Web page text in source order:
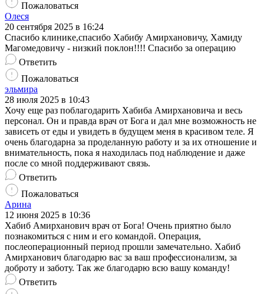
Пожаловаться
Олеся
20 сентября 2025 в 16:24
Спасибо клинике,спасибо Хабибу Амирхановичу, Хамиду
Магомедовичу - низкий поклон!!!! Спасибо за операцию
Ответить
Пожаловаться
эльмира
28 июля 2025 в 10:43
Хочу еще раз поблагодарить Хабиба Амирхановича и весь
персонал. Он и правда врач от Бога и дал мне возможность не
зависеть от еды и увидеть в будущем меня в красивом теле. Я
очень благодарна за проделанную работу и за их отношение и
внимательность, пока я находилась под наблюдение и даже
после со мной поддерживают связь.
Ответить
Пожаловаться
Арина
12 июня 2025 в 10:36
Хабиб Амирханович врач от Бога! Очень приятно было
познакомиться с ним и его командой. Операция,
послеоперационный период прошли замечательно. Хабиб
Амирханович благодарю вас за ваш профессионализм, за
доброту и заботу. Так же благодарю всю вашу команду!
Ответить